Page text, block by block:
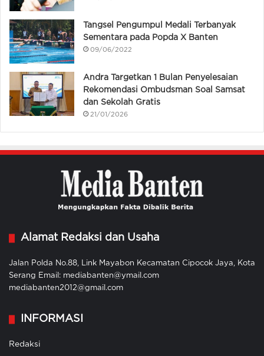
Tangsel Pengumpul Medali Terbanyak
Sementara pada Popda X Banten
09/06/2022
Andra Targetkan 1 Bulan Penyelesaian
Rekomendasi Ombudsman Soal Samsat
dan Sekolah Gratis
21/01/2026
Alamat Redaksi dan Usaha
Jalan Polda No.88, Link Mayabon Kecamatan Cipocok Jaya, Kota
Serang Email: mediabanten@ymail.com
mediabanten2012@gmail.com
INFORMASI
Redaksi